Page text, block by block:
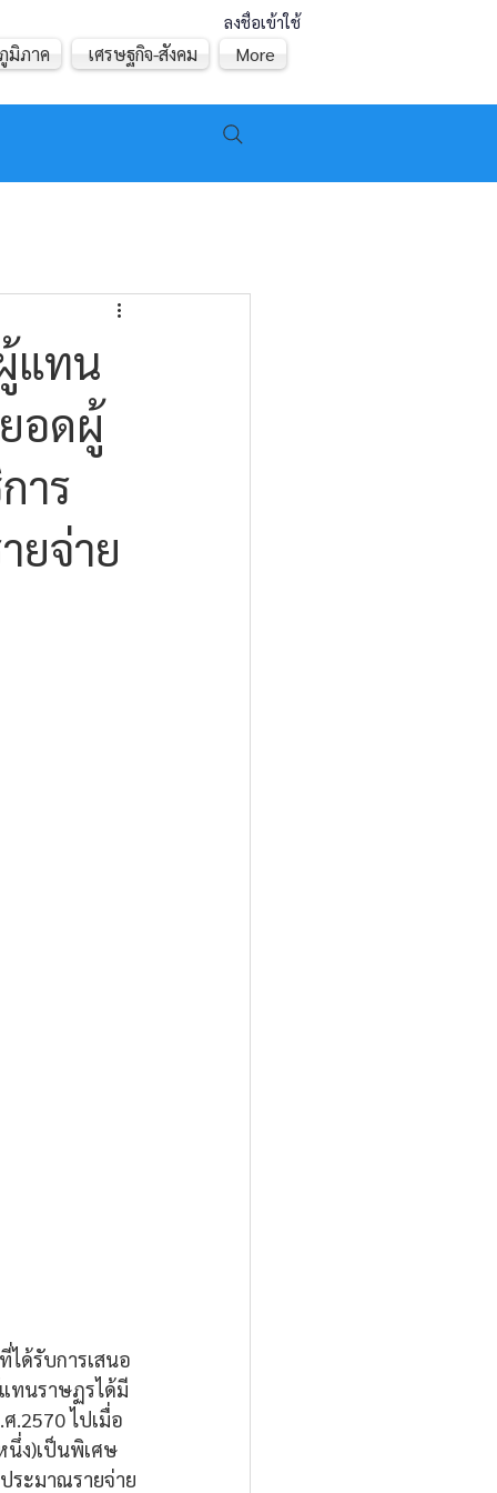
ลงชื่อเข้าใช้
มิภาค เศรษฐกิจ-สังคม More
แทน
อดผู้
าร
ยจ่าย
ได้รับการเสนอ
ทนราษฏรได้มี
.2570 ไปเมื่อ
นึ่ง)เป็นพิเศษ
ระมาณรายจ่าย